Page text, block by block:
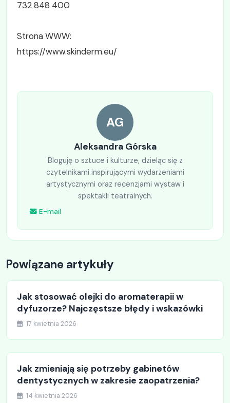
732 848 400
Strona WWW:
https://www.skinderm.eu/
AG
Aleksandra Górska
Bloguję o sztuce i kulturze, dzieląc się z
czytelnikami inspirującymi wydarzeniami
artystycznymi oraz recenzjami wystaw i
spektakli teatralnych.
E-mail
Powiązane artykuły
Jak stosować olejki do aromaterapii w
dyfuzorze? Najczęstsze błędy i wskazówki
17 kwietnia 2026
Jak zmieniają się potrzeby gabinetów
dentystycznych w zakresie zaopatrzenia?
14 kwietnia 2026